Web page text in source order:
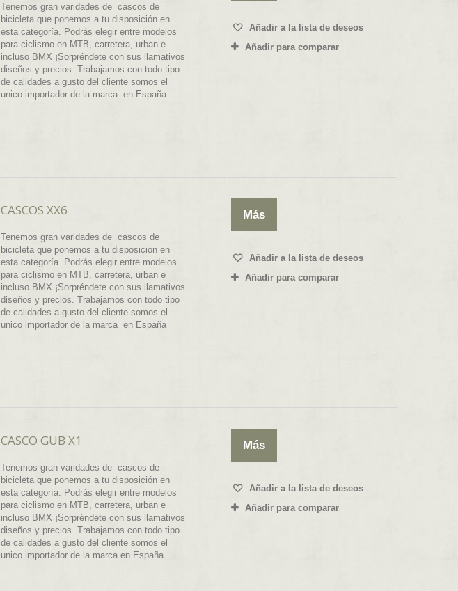
Tenemos gran varidades de cascos de
bicicleta que ponemos a tu disposición en
esta categoría. Podrás elegir entre modelos
para ciclismo en MTB, carretera, urban e
incluso BMX ¡Sorpréndete con sus llamativos
diseños y precios. Trabajamos con todo tipo
de calidades a gusto del cliente somos el
unico importador de la marca en España
Añadir a la lista de deseos
Añadir para comparar
CASCOS XX6
Tenemos gran varidades de cascos de
bicicleta que ponemos a tu disposición en
esta categoría. Podrás elegir entre modelos
para ciclismo en MTB, carretera, urban e
incluso BMX ¡Sorpréndete con sus llamativos
diseños y precios. Trabajamos con todo tipo
de calidades a gusto del cliente somos el
unico importador de la marca en España
Más
Añadir a la lista de deseos
Añadir para comparar
CASCO GUB X1
Tenemos gran varidades de cascos de
bicicleta que ponemos a tu disposición en
esta categoría. Podrás elegir entre modelos
para ciclismo en MTB, carretera, urban e
incluso BMX ¡Sorpréndete con sus llamativos
diseños y precios. Trabajamos con todo tipo
de calidades a gusto del cliente somos el
unico importador de la marca en España
Más
Añadir a la lista de deseos
Añadir para comparar